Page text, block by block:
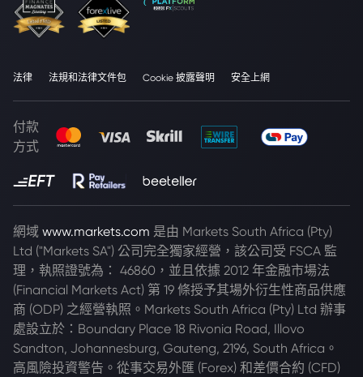
法律 法規和法律文件包 Cookie 披露聲明 安全上網
付款
方式
網域 www.markets.com 是由 Markets South Africa (Pty)
Ltd ("Markets SA") 公司完全獨家經營，該公司受 FSCA 監
理，執照證號為： 46860，並且依據 2012 年金融市場法
(Financial Markets Act) 第 19 條授予其場外衍生性商品供應
商 (ODP) 之經營執照。Markets South Africa (Pty) Ltd 辦事
處設立於：Boundary Place 18 Rivonia Road, Illovo
Sandton, Johannesburg, Gauteng, 2196, South Africa。
高風險投資警告。從事交易外匯 (Forex) 和差價合約 (CFD)